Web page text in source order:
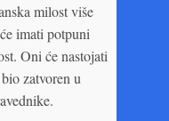
milost više
imati potpuni
Oni će nastojati
zatvoren u